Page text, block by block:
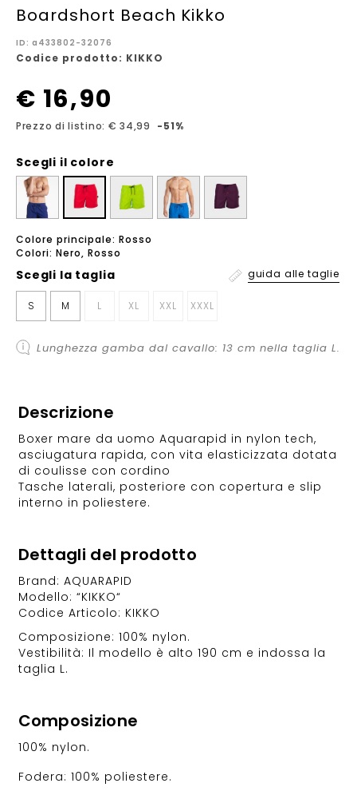
Boardshort Beach Kikko
ID: a433802-32076
Codice prodotto: KIKKO
€ 16,90
Prezzo di listino: € 34,99 -51%
Scegli il colore
Colore principale: Rosso
Colori: Nero, Rosso
Scegli la taglia guida alle taglie
S M L XL XXL XXXL
Lunghezza gamba dal cavallo: 13 cm nella taglia L.
Descrizione
Boxer mare da uomo Aquarapid in nylon tech,
asciugatura rapida, con vita elasticizzata dotata
di coulisse con cordino
Tasche laterali, posteriore con copertura e slip
interno in poliestere.
Dettagli del prodotto
Brand: AQUARAPID
Modello: “KIKKO“
Codice Articolo: KIKKO
Composizione: 100% nylon.
Vestibilità: Il modello è alto 190 cm e indossa la
taglia L.
Composizione
100% nylon.
Fodera: 100% poliestere.